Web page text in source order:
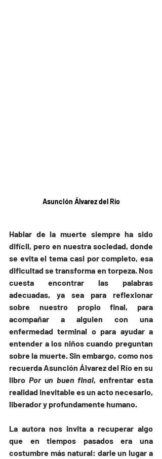
Asunción Álvarez del Río
Hablar de la muerte siempre ha sido
difícil, pero en nuestra sociedad, donde
se evita el tema casi por completo, esa
dificultad se transforma en torpeza. Nos
cuesta encontrar las palabras
adecuadas, ya sea para reflexionar
sobre nuestro propio final, para
acompañar a alguien con una
enfermedad terminal o para ayudar a
entender a los niños cuando preguntan
sobre la muerte. Sin embargo, como nos
recuerda Asunción Álvarez del Río en su
libro Por un buen final, enfrentar esta
realidad inevitable es un acto necesario,
liberador y profundamente humano.
La autora nos invita a recuperar algo
que en tiempos pasados era una
costumbre más natural: darle un lugar a